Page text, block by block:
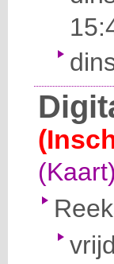
(Kaart)